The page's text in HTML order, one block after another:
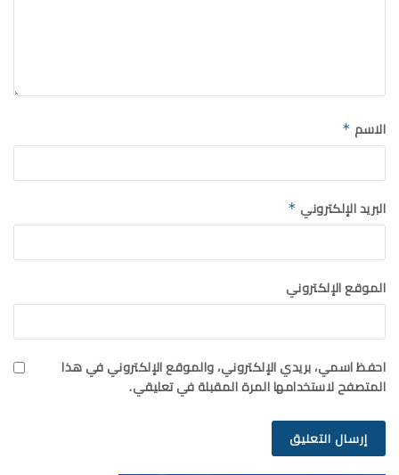
الاسم *
البريد الإلكتروني *
الموقع الإلكتروني
احفظ اسمي، بريدي الإلكتروني، والموقع الإلكتروني في هذا
المتصفح لاستخدامها المرة المقبلة في تعليقي.